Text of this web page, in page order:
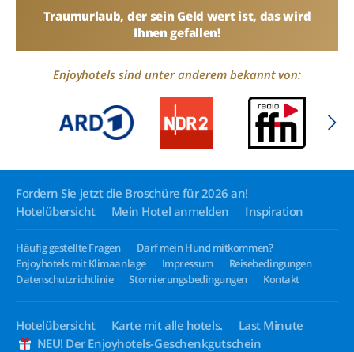
Traumurlaub, der sein Geld wert ist, das wird
Ihnen gefallen!
Enjoyhotels sind unter anderem bekannt von:
Fordern Sie jetzt die Broschüre für 2026 an!
Hotelübersicht
Mein Hotel anmelden Inspiration
Häufig gestellte Fragen
Darf mein Hund mitkommen?
Enjoyhotels mit Klimaanlage
Impressum
Reisebedingungen
Datenschutzrichtlinie
Stornierungsbedingungen Kontakt
Hotelübersicht Karte mit alle hotels.
Last Minute
NEU! Der Enjoyhotels-Geschenkgutschein